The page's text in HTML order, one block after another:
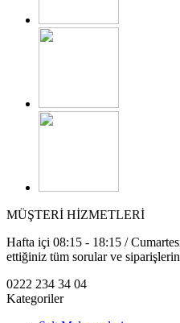
MÜŞTERİ HİZMETLERİ
Hafta içi 08:15 - 18:15 /
ettiğiniz tüm sorular ve
0222 234 34 04
Kategoriler